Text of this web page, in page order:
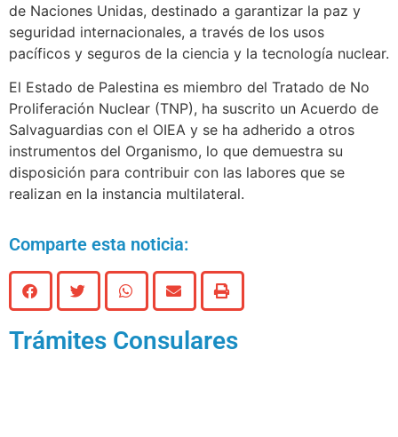
de Naciones Unidas, destinado a garantizar la paz y
seguridad internacionales, a través de los usos
pacíficos y seguros de la ciencia y la tecnología nuclear.
El Estado de Palestina es miembro del Tratado de No
Proliferación Nuclear (TNP), ha suscrito un Acuerdo de
Salvaguardias con el OIEA y se ha adherido a otros
instrumentos del Organismo, lo que demuestra su
disposición para contribuir con las labores que se
realizan en la instancia multilateral.
Comparte esta noticia:
Trámites Consulares